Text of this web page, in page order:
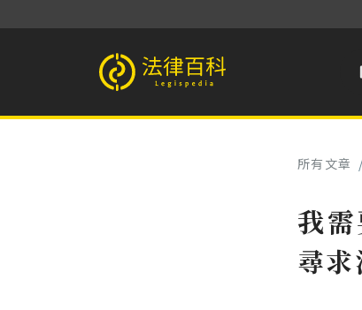
法律百科 Legispedia
所有文章 /
我
尋求